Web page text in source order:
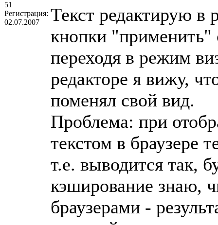
51
Регистрация:
02.07.2007
Текст редактирую в
кнопки "применить"
переходя в режим
редакторе я вижу,
поменял свой вид.
Проблема: при
текстом в браузере
т.е. выводится так,
кэширование знаю,
браузерами -